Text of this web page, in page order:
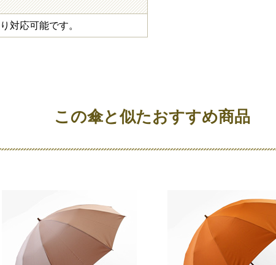
対応可能です。
この傘と似たおすすめ商品